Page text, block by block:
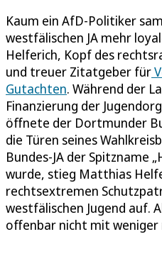
Kaum ein AfD-Politiker
westfälischen JA mehr
Helferich, Kopf des
und treuer Zitatgeber für
Gutachten. Während der
Finanzierung der
öffnete der Dortmunder
die Türen seines
Bundes-JA der Spitzname
wurde, stieg Matthias
rechtsextremen
westfälischen Jugend auf.
offenbar nicht mit weniger